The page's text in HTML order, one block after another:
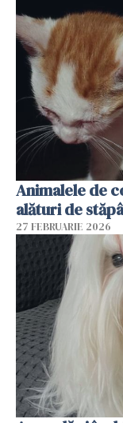
Animalele de
alături de
27 FEBRUARIE 2026